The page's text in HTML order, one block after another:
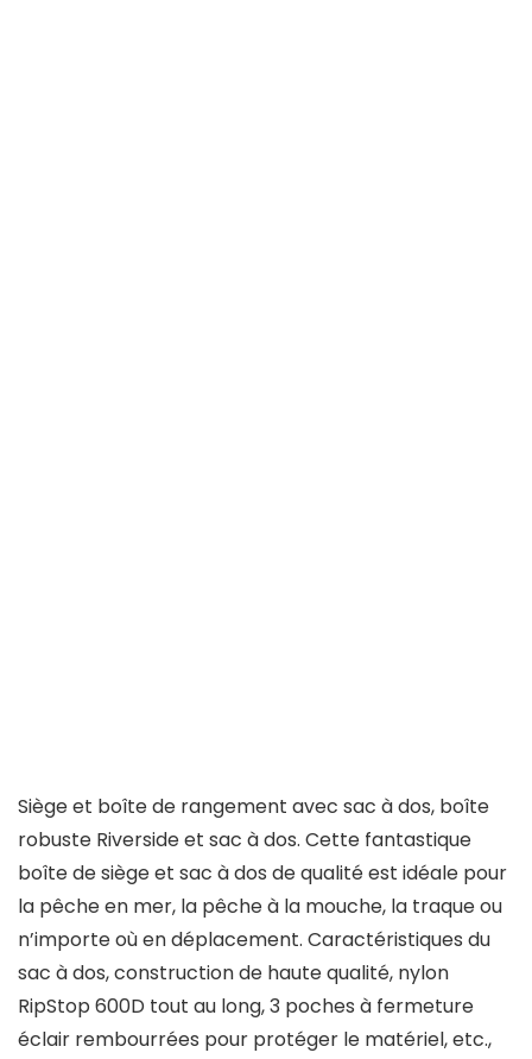
Siège et boîte de rangement avec sac à dos, boîte
robuste Riverside et sac à dos. Cette fantastique
boîte de siège et sac à dos de qualité est idéale pour
la pêche en mer, la pêche à la mouche, la traque ou
n’importe où en déplacement. Caractéristiques du
sac à dos, construction de haute qualité, nylon
RipStop 600D tout au long, 3 poches à fermeture
éclair rembourrées pour protéger le matériel, etc.,